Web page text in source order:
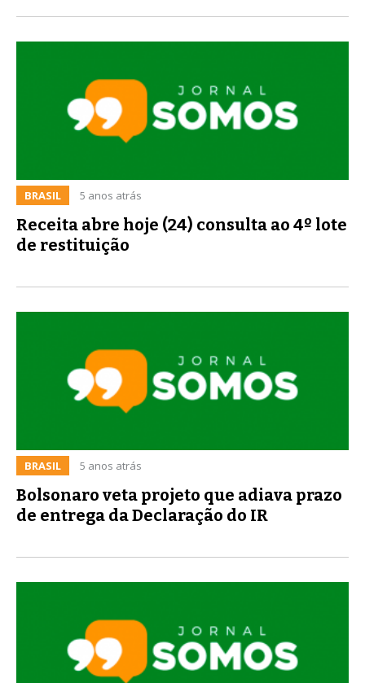
BRASIL 5 anos atrás
Receita abre hoje (24) consulta ao 4º lote
de restituição
BRASIL 5 anos atrás
Bolsonaro veta projeto que adiava prazo
de entrega da Declaração do IR